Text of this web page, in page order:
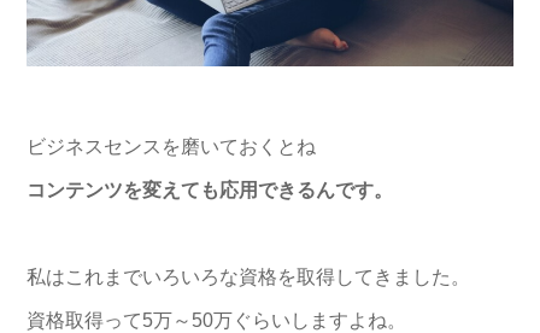
ビジネスセンスを磨いておくとね
コンテンツを変えても応用できるんです。
私はこれまでいろいろな資格を取得してきました。
資格取得って5万～50万ぐらいしますよね。